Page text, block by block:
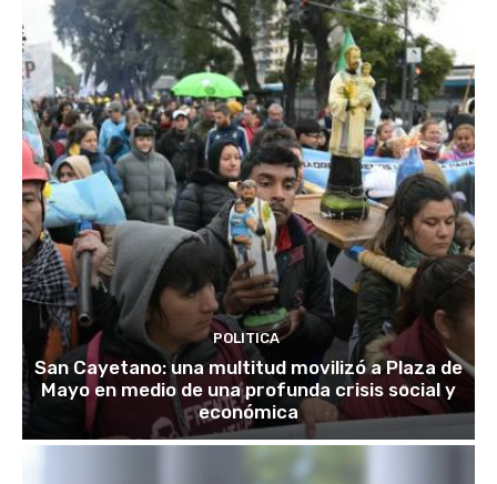
POLITICA
San Cayetano: una multitud movilizó a Plaza de
Mayo en medio de una profunda crisis social y
económica